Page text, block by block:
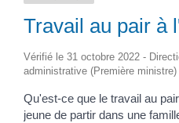
Travail au pair à
Vérifié le 31 octobre 2022 -
administrative (Première ministre)
Qu'est-ce que le travail au
jeune de partir dans une